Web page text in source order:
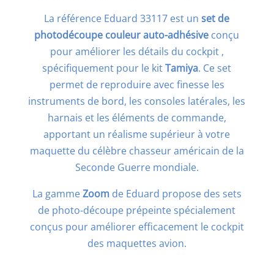
La référence Eduard 33117 est unset de
photodécoupe couleur auto-adhésive conçu
pour améliorer les détails du cockpit ,
spécifiquement pour le kitTamiya. Ce set
permet de reproduire avec finesse les
instruments de bord, les consoles latérales, les
harnais et les éléments de commande,
apportant un réalisme supérieur à votre
maquette du célèbre chasseur américain de la
Seconde Guerre mondiale.
La gammeZoomde Eduard propose des sets
de photo-découpe prépeinte spécialement
conçus pour améliorer efficacement le cockpit
des maquettes avion.